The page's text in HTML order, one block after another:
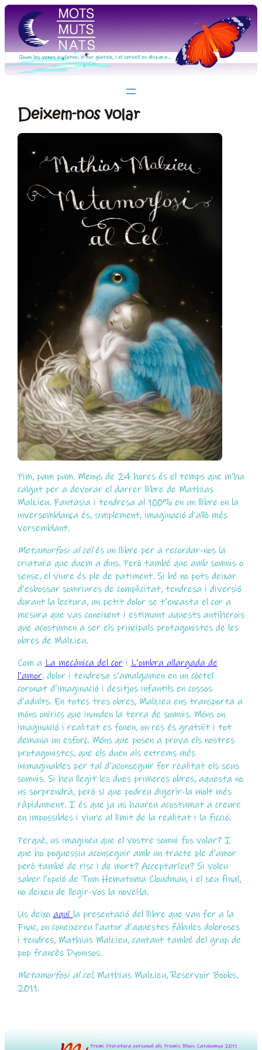
Vés
al
contingut
Deixem-nos volar
Pim, pam pum. Menys de 24 hores és el temps que m’ha
calgut per a devorar el darrer llibre de Mathias
Malzieu. Fantasia i tendresa al 100% en un llibre on la
inversemblança és, simplement, imaginació d’allò més
versemblant.
Metamorfosi al celés un llibre per a recordar-nos la
criatura que duem a dins. Però també que amb somnis o
sense, el viure és ple de patiment. Si bé no pots deixar
d’esbossar somriures de complicitat, tendresa i diversió
durant la lectura, un petit dolor se t’encasta el cor a
mesura que vas coneixent i estimant aquests antiherois
que acostumen a ser els principals protagonistes de les
obres de Malzieu.
Com a La mecànica del cori L’ombra allargada de
l’amor, dolor i tendresa s’amalgamen en un còctel
coronat d’imaginació i desitjos infantils en cossos
d’adults. En totes tres obres, Malzieu ens transporta a
móns onírics que inunden la terra de somnis. Móns on
imaginació i realitat es fonen, on res és gratuït i tot
demana un esforç. Móns que posen a prova els nostres
protagonistes, que els duen als extrems més
inimaginables per tal d’aconseguir fer realitat els seus
somnis. Si heu llegit les dues primeres obres, aquesta no
us sorprendrà, però sí que podreu digerir-la molt més
ràpidament. I és que ja us haureu acostumat a creure
en impossibles i viure al límit de la realitat i la ficció.
Perquè, us imagineu que el vostre somni fos volar? I
que ho poguessiu aconseguir amb un tracte ple d’amor
però també de risc i de mort? Acceptaríeu? Si voleu
saber l’opció de Tom Hematoma Cloudman, i el seu final,
no deixeu de llegir-vos la novel·la.
Us deixo aquí la presentació del llibre que van fer a la
Fnac, on coneixereu l’autor d’aquestes fàbules doloroses
i tendres, Mathias Malzieu, cantant també del grup de
pop francès Dyonisos.
Metamorfosi al cel, Mathias Malzieu, Reservoir Books,
2011.